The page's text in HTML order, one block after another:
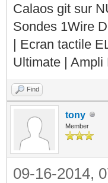
Calaos git sur
Sondes 1Wire
| Ecran tactile
Ultimate |
Find
tony
Member
09-16-2014,